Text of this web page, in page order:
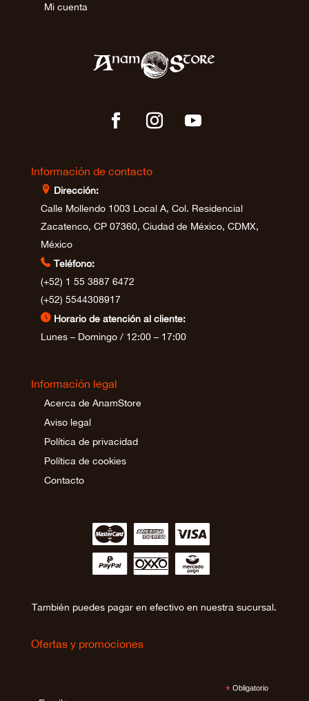
Mi cuenta
Información de contacto
⊩ Dirección:
Calle Mollendo 1003 Local A, Col. Residencial
Zacatenco, CP 07360, Ciudad de México, CDMX,
México
 Teléfono:
(+52) 1 55 3887 6472
(+52) 5544308917
⊲ Horario de atención al cliente:
Lunes – Domingo / 12:00 – 17:00
Información legal
Acerca de AnamStore
Aviso legal
Política de privacidad
Política de cookies
Contacto
∹ ∵ ≂
∾ ∼ ∻
También puedes pagar en efectivo en nuestra sucursal.
Ofertas y promociones
* Obligatorio